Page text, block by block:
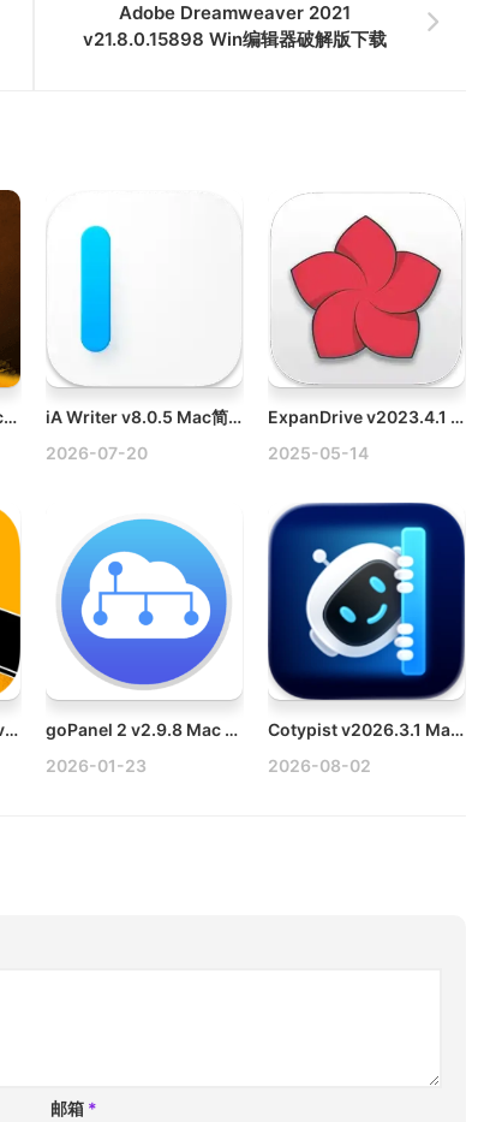
Adobe Dreamweaver 2021
v21.8.0.15898 Win编辑器破解版下载
Neversong v1.3.0 Mac永歌冒险游戏破解
iA Writer v8.0.5 Mac简洁易用的文本写作工具破解版
2026-07-20
ExpanDrive v2023.4.1 Mac网盘映射到本地的神器破解版
2025-05-14
Skate City: New York v1.70 Mac滑板之城：纽约
goPanel 2 v2.9.8 Mac Web服务器管理软件
2026-01-23
Cotypist v2026.3.1 Mac AI写作助手破解版
2026-08-02
邮箱 *